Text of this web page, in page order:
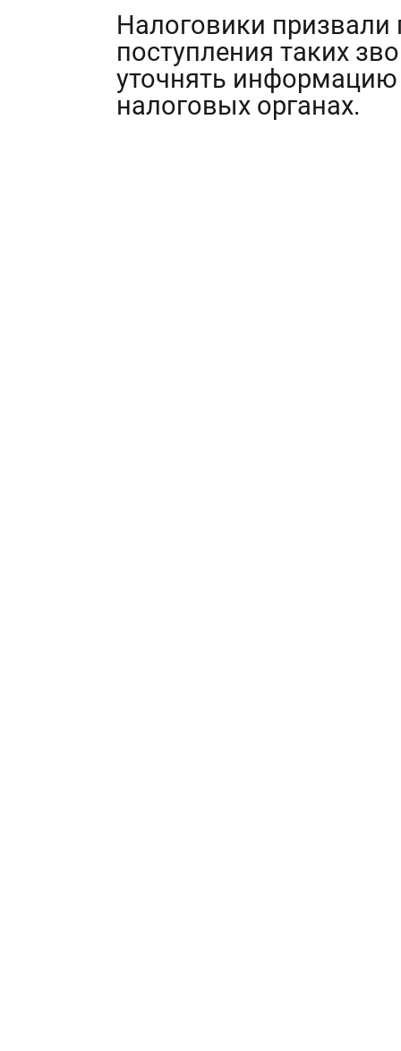
Налоговики призвали
поступления таких
уточнять
налоговых органах.